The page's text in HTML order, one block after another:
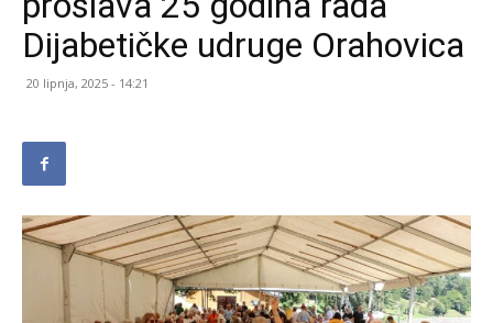
Dijabetičke udruge Orahovica
20 lipnja, 2025 - 14:21